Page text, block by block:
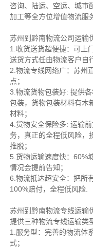
咨询、陆运、空运、城市
加工等全方位增值物流服
苏州到黔南物流公司运输
1.收货送货超便捷：可上
送货方式任由物流客户自
2.物流专线网络广：苏州
点；
3.物流货物包装好: 提供
包装，货物包装材料有木
材料；
4.货物安全保险多: 运输
务，真正的全程低风险，
推脱；
5.货物运输速度快：60%
情况会提前告知；
6.物流抵达超安全：把所
100%赔付，全程低风险.
苏州到黔南物流专线运输
提供三种物流专线运输类
1.服务型：完善的物流体
式；